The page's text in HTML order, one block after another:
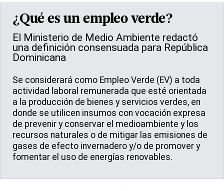
¿Qué es un empleo verde?
El Ministerio de Medio Ambiente redactó
una definición consensuada para República
Dominicana
Se considerará como Empleo Verde (EV) a toda
actividad laboral remunerada que esté orientada
a la producción de bienes y servicios verdes, en
donde se utilicen insumos con vocación expresa
de prevenir y conservar el medioambiente y los
recursos naturales o de mitigar las emisiones de
gases de efecto invernadero y/o de promover y
fomentar el uso de energías renovables.